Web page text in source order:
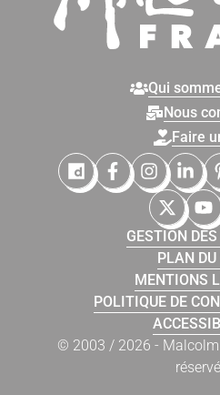
Qui
Nous
Faire
Malcolm France sur
MalcolmMalcolm
GESTION
PLAN
MENTIONS
POLITIQUE DE
© 2003 / 2026 -